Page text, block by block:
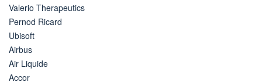
Valerio Therapeutics
Pernod Ricard
Ubisoft
Airbus
Air Liquide
Accor